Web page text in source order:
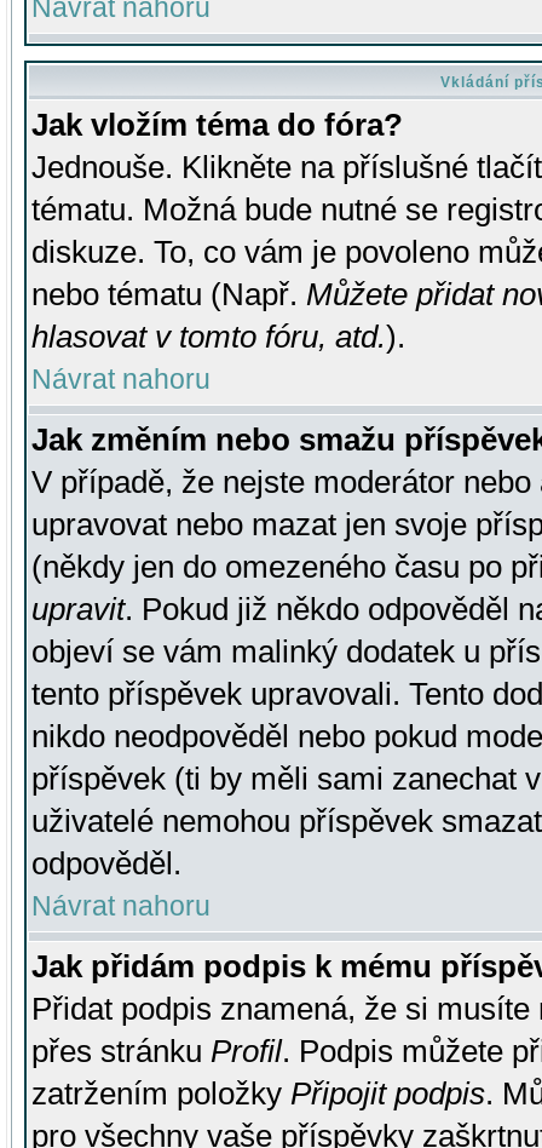
Návrat nahoru
Vkládání
Jak vložím téma do fóra?
Jednouše. Klikněte na příslušné
tématu. Možná bude nutné se
diskuze. To, co vám je povoleno
nebo tématu (Např. Můžete přidat
hlasovat v tomto fóru, atd.).
Návrat nahoru
Jak změním nebo smažu
V případě, že nejste moderátor
upravovat nebo mazat jen svoje
(někdy jen do omezeného času po
upravit. Pokud již někdo odpověděl
objeví se vám malinký dodatek u
tento příspěvek upravovali. Tento
nikdo neodpověděl nebo pokud
příspěvek (ti by měli sami zanechat
uživatelé nemohou příspěvek
odpověděl.
Návrat nahoru
Jak přidám podpis k mému
Přidat podpis znamená, že si
přes stránku Profil. Podpis můžete
zatržením položky Připojit podpis.
pro všechny vaše příspěvky